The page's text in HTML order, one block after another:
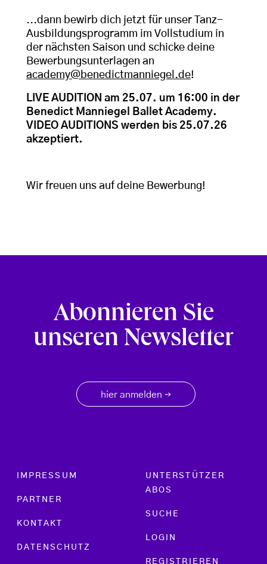
...dann bewirb dich jetzt für unser Tanz-
Ausbildungsprogramm im Vollstudium in
der nächsten Saison und schicke deine
Bewerbungsunterlagen an
academy@benedictmanniegel.de!
LIVE AUDITION am 25.07. um 16:00 in der
Benedict Manniegel Ballet Academy.
VIDEO AUDITIONS werden bis 25.07.26
akzeptiert.
Wir freuen uns auf deine Bewerbung!
Abonnieren Sie
unseren Newsletter
hier anmelden →
Footer menu
IMPRESSUM
PARTNER
KONTAKT
DATENSCHUTZ
UNTERSTÜTZER
ABOS
SUCHE
LOGIN
REGISTRIEREN